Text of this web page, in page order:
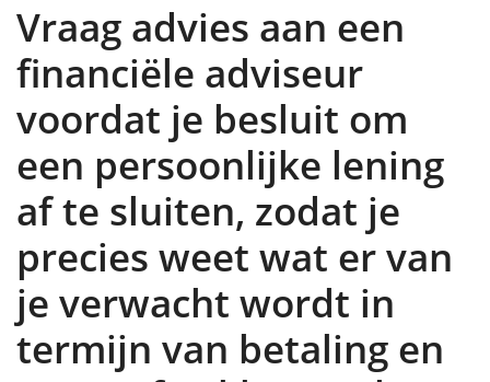
Vraag advies aan een
financiële adviseur
voordat je besluit om
een ​​persoonlijke lening
af te sluiten, zodat je
precies weet wat er van
je verwacht wordt in
termijn van betaling en